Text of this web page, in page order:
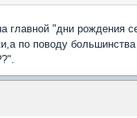
главной "дни рождения
по поводу